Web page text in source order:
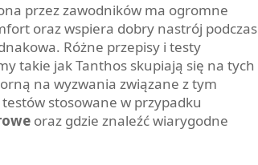
przez zawodników ma ogromne
oraz wspiera dobry nastrój podczas
Różne przepisy i testy
takie jak Tanthos skupiają się na tych
na wyzwania związane z tym
stosowane w przypadku
oraz gdzie znaleźć wiarygodne